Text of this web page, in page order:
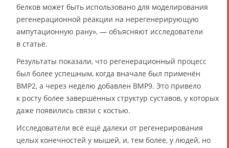
белков может быть использовано для моделирования
регенерационной реакции на нерегенерирующую
ампутационную рану», — объясняют исследователи
в статье.
Результаты показали, что регенерационный процесс
был более успешным, когда вначале был применён
BMP2, а через неделю добавлен BMP9. Это привело
к росту более завершённых структур суставов, у которых
даже появились связи с костью.
Исследователи всё ещё далеки от регенерирования
целых конечностей у мышей, и, тем более, у людей, но